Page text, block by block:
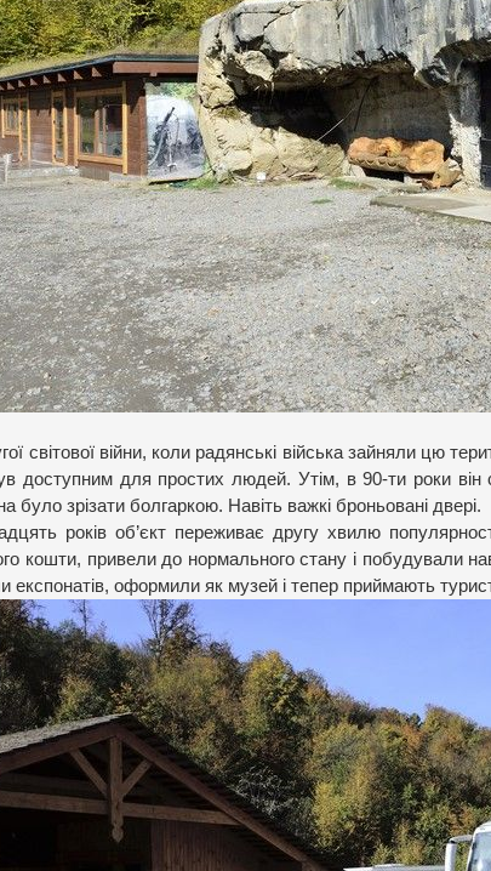
світової війни, коли радянські війська зайняли цю
доступним для простих людей. Утім, в 90-ти роки він
було зрізати болгаркою. Навіть важкі броньовані двері.
років об’єкт переживає другу хвилю
кошти, привели до нормального стану і побудували
експонатів, оформили як музей і тепер приймають